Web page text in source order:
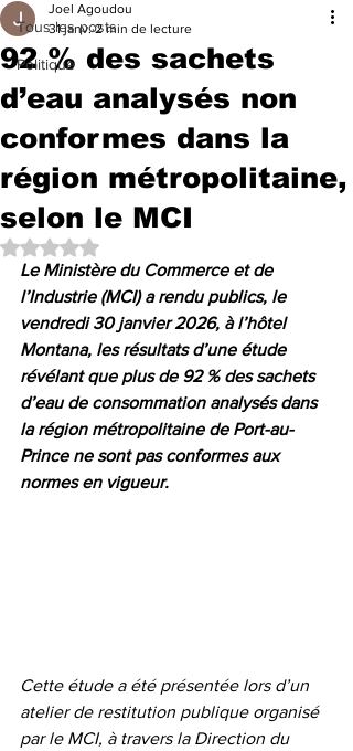
Tous les posts
Politique
92 % des sachets
d’eau analysés non
conformes dans la
région métropolitaine,
selon le MCI
Joel Agoudou
31 janv. 2 min de lecture
Noté NaN étoiles sur 5.
Le Ministère du Commerce et de
l’Industrie (MCI) a rendu publics, le
vendredi 30 janvier 2026, à l’hôtel
Montana, les résultats d’une étude
révélant que plus de 92 % des sachets
d’eau de consommation analysés dans
la région métropolitaine de Port-au-
Prince ne sont pas conformes aux
normes en vigueur.
Cette étude a été présentée lors d’un
atelier de restitution publique organisé
par le MCI, à travers la Direction du